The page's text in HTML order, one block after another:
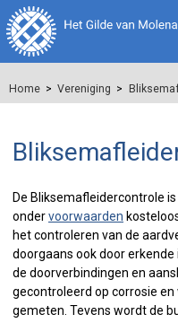
Home Vereniging
De Bliksemafleidercontrole
ondervoorwaarden
het controleren van de
doorgaans ook door
de doorverbindingen en
gecontroleerd op corrosie
gemeten. Tevens wordt de